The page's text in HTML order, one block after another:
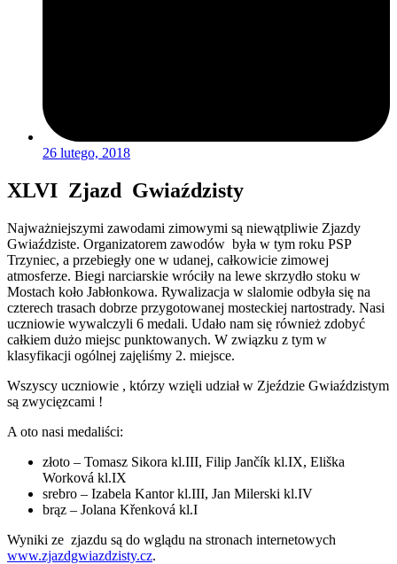
26 lutego, 2018
XLVI Zjazd Gwiaździsty
Najważniejszymi zawodami zimowymi są niewątpliwie Zjazdy
Gwiaździste. Organizatorem zawodów była w tym roku PSP
Trzyniec, a przebiegły one w udanej, całkowicie zimowej
atmosferze. Biegi narciarskie wróciły na lewe skrzydło stoku w
Mostach koło Jabłonkowa. Rywalizacja w slalomie odbyła się na
czterech trasach dobrze przygotowanej mosteckiej nartostrady. Nasi
uczniowie wywalczyli 6 medali. Udało nam się również zdobyć
całkiem dużo miejsc punktowanych. W związku z tym w
klasyfikacji ogólnej zajęliśmy 2. miejsce.
Wszyscy uczniowie , którzy wzięli udział w Zjeździe Gwiaździstym
są zwycięzcami !
A oto nasi medaliści:
złoto – Tomasz Sikora kl.III, Filip Jančík kl.IX, Eliška
Worková kl.IX
srebro – Izabela Kantor kl.III, Jan Milerski kl.IV
brąz – Jolana Křenková kl.I
Wyniki ze zjazdu są do wglądu na stronach internetowych
www.zjazdgwiazdzisty.cz.